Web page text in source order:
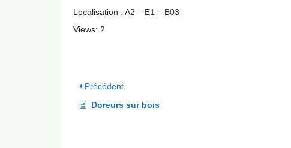
Localisation : A2 – E1 – B03
Views: 2
Précédent
Doreurs sur bois